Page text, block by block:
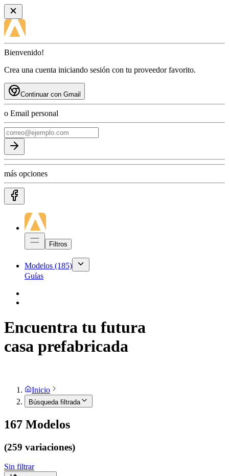
Bienvenido!
Crea una cuenta iniciando sesión con tu proveedor favorito.
Continuar con Gmail
o Email personal
más opciones
Filtros
Modelos (185)
Guías
Encuentra tu futura
casa prefabricada
Inicio
Búsqueda filtrada
167 Modelos
(259 variaciones)
Sin filtrar